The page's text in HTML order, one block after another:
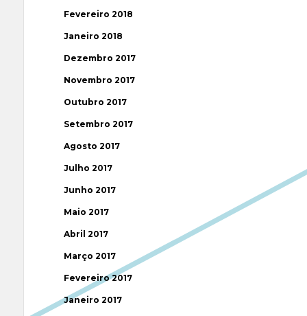
Fevereiro 2018
Janeiro 2018
Dezembro 2017
Novembro 2017
Outubro 2017
Setembro 2017
Agosto 2017
Julho 2017
Junho 2017
Maio 2017
Abril 2017
Março 2017
Fevereiro 2017
Janeiro 2017